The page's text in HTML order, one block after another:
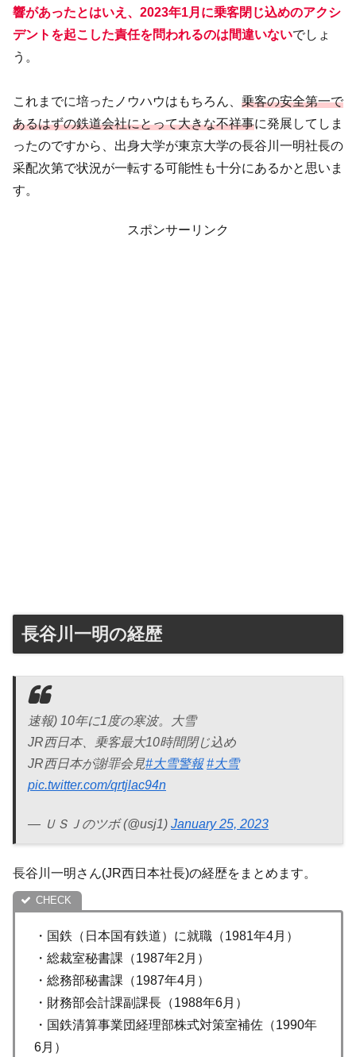
響があったとはいえ、2023年1月に乗客閉じ込めのアクシ
デントを起こした責任を問われるのは間違いないでしょ
う。
これまでに培ったノウハウはもちろん、 乗客の安全第一で
あるはずの鉄道会社にとって大きな不祥事に発展してしま
ったのですから、出身大学が東京大学の長谷川一明社長の
采配次第で状況が一転する可能性も十分にあるかと思いま
す。
スポンサーリンク
長谷川一明の経歴
速報) 10年に1度の寒波。大雪
JR西日本、乗客最大10時間閉じ込め
JR西日本が謝罪会見#大雪警報 #大雪
pic.twitter.com/qrtjlac94n
— ＵＳＪのツボ (@usj1) January 25, 2023
長谷川一明さん(JR西日本社長)の経歴をまとめます。
・国鉄（日本国有鉄道）に就職（1981年4月）
・総裁室秘書課（1987年2月）
・総務部秘書課（1987年4月）
・財務部会計課副課長（1988年6月）
・国鉄清算事業団経理部株式対策室補佐（1990年
6月）